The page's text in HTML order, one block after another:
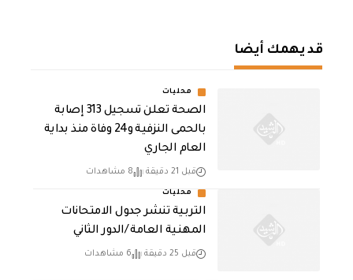
قد يهمك أيضا
محليات
الصحة تعلن تسجيل 313 إصابة
بالحمى النزفية و24 وفاة منذ بداية
العام الجاري
قبل 21 دقيقة 8 مشاهدات
محليات
التربية تنشر جدول الامتحانات
المهنية العامة /الدور الثاني
قبل 25 دقيقة 6 مشاهدات